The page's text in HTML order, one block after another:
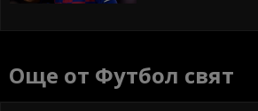
Още от Футбол свят